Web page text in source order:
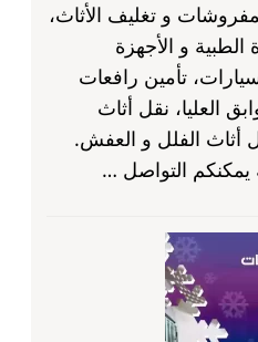
و تغليف الأثاث،
الطبية و الأجهزة
تأمين رافعات
العليا، نقل أثاث
أثاث الفلل و العفش.
يمكنكم التواصل …